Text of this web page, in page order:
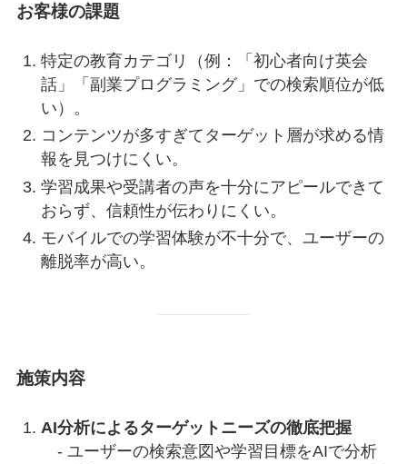
お客様の課題
特定の教育カテゴリ（例：「初心者向け英会
話」「副業プログラミング」での検索順位が低
い）。
コンテンツが多すぎてターゲット層が求める情
報を見つけにくい。
学習成果や受講者の声を十分にアピールできて
おらず、信頼性が伝わりにくい。
モバイルでの学習体験が不十分で、ユーザーの
離脱率が高い。
施策内容
AI分析によるターゲットニーズの徹底把握
- ユーザーの検索意図や学習目標をAIで分析